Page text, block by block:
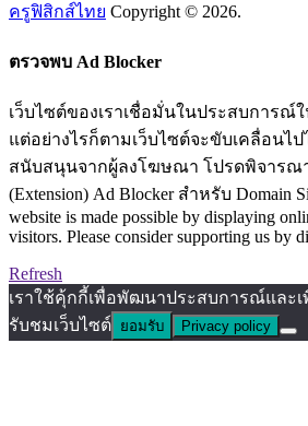
ครูฟิสิกส์ไทย Copyright © 2026.
ตรวจพบ Ad Blocker
เว็บไซต์ของเราเชื่อมั่นในประสบการณ์
แต่อย่างไรก็ตามเว็บไซต์จะขับเคลื่อนไป
สนับสนุนจากผู้ลงโฆษณา โปรดพิจารณา
(Extension) Ad Blocker สำหรับ
website is made possible by displaying
visitors. Please consider supporting us by
Refresh
เราใช้คุ้กกี้เพื่อพัฒนาประสบการณ์และ
รับชมเว็บไซต์ ยอมรับ Privacy policy